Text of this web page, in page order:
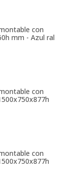
con
mm - Azul ral
con
con